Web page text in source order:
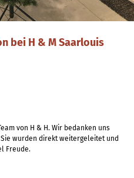
bei H & M Saarlouis
von H & H. Wir bedanken uns
wurden direkt weitergeleitet und
Freude.